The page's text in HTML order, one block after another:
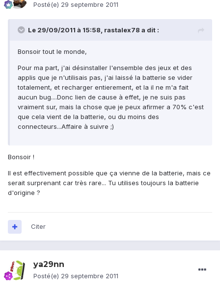
Posté(e) 29 septembre 2011
Le 29/09/2011 à 15:58, rastalex78 a dit :
Bonsoir tout le monde,
Pour ma part, j'ai désinstaller l'ensemble des jeux et des
applis que je n'utilisais pas, j'ai laissé la batterie se vider
totalement, et recharger entierement, et la il ne m'a fait
aucun bug....Donc lien de cause à effet, je ne suis pas
vraiment sur, mais la chose que je peux afirmer a 70% c'est
que cela vient de la batterie, ou du moins des
connecteurs...Affaire à suivre ;)
Bonsoir !
Il est effectivement possible que ça vienne de la batterie, mais ce
serait surprenant car très rare... Tu utilises toujours la batterie
d'origine ?
Citer
ya29nn
Posté(e) 29 septembre 2011